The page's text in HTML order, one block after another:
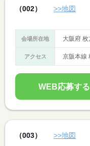
（002） >>地図
会場所在地 大阪府
アクセス 京阪本線
WEB応募する
（003） >>地図